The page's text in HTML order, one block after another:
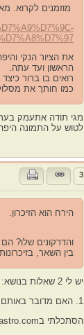
מוזמנים לקרוא.
את הציור הנקי
הראשון ועד עתה.
רואים בו ברור
כמו חותך את
מגי תודה אתעמק
לטוש על התמונה
3
הירח הוא הזיכרון.
והדרקונים שלו?
בין השאר,
יש לי 2 שאלות בנושא:
1. האם מדובר באותם ראש דרקון וזנב המופיעים כבר במפות(הזנב וראש שמשותף לאותו דור)?
הסתכלתי בastro.com והם ציינו שניתן לבחור בDescending Node כדי לראות את שניהם.